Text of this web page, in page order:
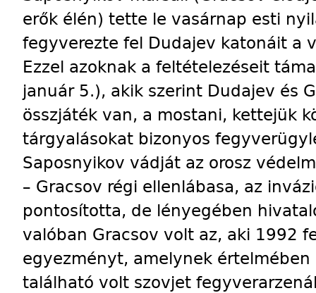
erők élén) tette le vasárnap esti
fegyverezte fel Dudajev katonáit a
Ezzel azoknak a feltételezéseit
január 5.), akik szerint Dudajev és
összjáték van, a mostani, kettejük
tárgyalásokat bizonyos
Saposnyikov vádját az orosz
– Gracsov régi ellenlábasa, az
pontosította, de lényegében
valóban Gracsov volt az, aki 1992
egyezményt, amelynek
található volt szovjet